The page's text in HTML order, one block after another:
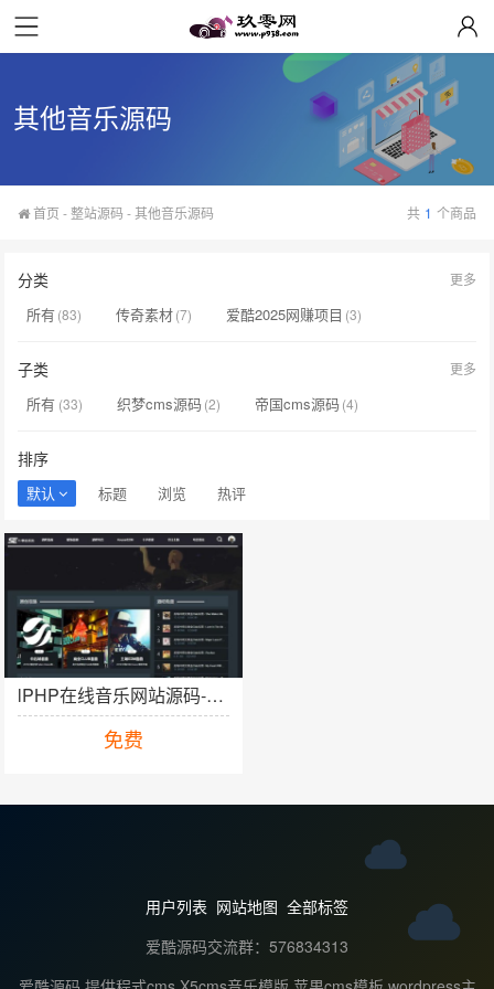
其他音乐源码
首页 -整站源码 -其他音乐源码 共 1 个商品
分类
所有(83) 传奇素材(7) 爱酷2025网赚项目 (3)
整站源码 模版主题
更多
子类
所有 (33) 织梦cms源码(2) 帝国cms源码(4)
其他音乐源码 其他整站源码
更多
排序
默认 标题 浏览 热评
lPHP在线音乐网站源码-数易DJ舞曲管理系统免费下载
免费
用户列表 网站地图 全部标签
爱酷源码交流群：576834313